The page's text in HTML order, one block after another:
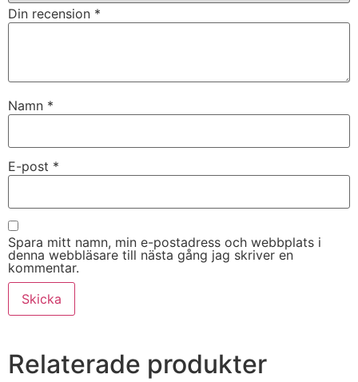
Din recension *
Namn *
E-post *
Spara mitt namn, min e-postadress och webbplats i
denna webbläsare till nästa gång jag skriver en
kommentar.
Relaterade produkter